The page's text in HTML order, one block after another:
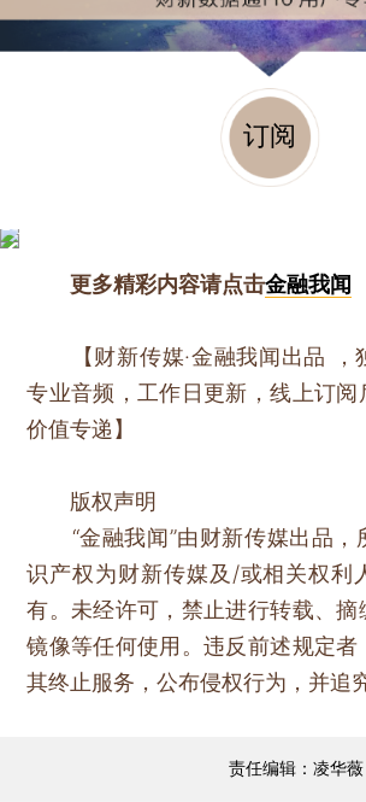
订阅
更多精彩内容请点击金融我闻
【财新传媒·金融我闻出品 ，
专业音频，工作日更新，线上订阅
价值专递】
版权声明
“金融我闻”由财新传媒出品，
识产权为财新传媒及/或相关权利
有。未经许可，禁止进行转载、摘
镜像等任何使用。违反前述规定者
其终止服务，公布侵权行为，并追
责任编辑：凌华